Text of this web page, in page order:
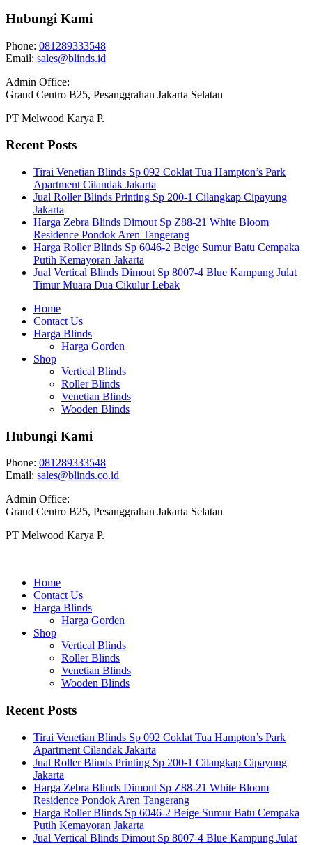
Hubungi Kami
Phone: 081289333548
Email: sales@blinds.id
Admin Office:
Grand Centro B25, Pesanggrahan Jakarta Selatan
PT Melwood Karya P.
Recent Posts
Tirai Venetian Blinds Sp 092 Coklat Tua Hampton’s Park
Apartment Cilandak Jakarta
Jual Roller Blinds Printing Sp 200-1 Cilangkap Cipayung
Jakarta
Harga Zebra Blinds Dimout Sp Z88-21 White Bloom
Residence Pondok Aren Tangerang
Harga Roller Blinds Sp 6046-2 Beige Sumur Batu Cempaka
Putih Kemayoran Jakarta
Jual Vertical Blinds Dimout Sp 8007-4 Blue Kampung Julat
Timur Muara Dua Cikulur Lebak
Home
Contact Us
Harga Blinds
Harga Gorden
Shop
Vertical Blinds
Roller Blinds
Venetian Blinds
Wooden Blinds
Hubungi Kami
Phone: 081289333548
Email: sales@blinds.co.id
Admin Office:
Grand Centro B25, Pesanggrahan Jakarta Selatan
PT Melwood Karya P.
Home
Contact Us
Harga Blinds
Harga Gorden
Shop
Vertical Blinds
Roller Blinds
Venetian Blinds
Wooden Blinds
Recent Posts
Tirai Venetian Blinds Sp 092 Coklat Tua Hampton’s Park
Apartment Cilandak Jakarta
Jual Roller Blinds Printing Sp 200-1 Cilangkap Cipayung
Jakarta
Harga Zebra Blinds Dimout Sp Z88-21 White Bloom
Residence Pondok Aren Tangerang
Harga Roller Blinds Sp 6046-2 Beige Sumur Batu Cempaka
Putih Kemayoran Jakarta
Jual Vertical Blinds Dimout Sp 8007-4 Blue Kampung Julat